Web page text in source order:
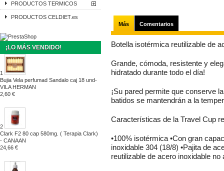
PRODUCTOS TERMICOS
PRODUCTOS CELDIET.es
¡LO MÁS VENDIDO!
1
Bujia Vela perfumad Sandalo caj 18 und-
VILA HERMAN
2,60 €
2
Clark F2 80 cap 580mg. ( Terapia Clark)
- CANAAN
24,66 €
Más Comentarios
Botella isotérmica reutilizable de
Grande, cómoda, resistente y
hidratado durante todo el día!
¡Su pared permite que conserve
batidos se mantendrán a la
Características de la Travel Cup
•100% isotérmica •Con gran
inoxidable 304 (18/8) •Pajita de
reutilizable de acero inoxidable no